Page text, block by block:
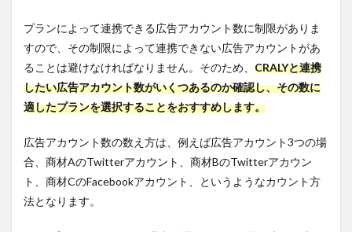
ての
情報
を1カ
所で
管理
3.4.1
揮する
シーン
4
広告
クリエイ
プランによって連携できる広告アカウント数に制限がありま
すので、その制限によって連携できない広告アカウントがあ
ることは避けなければなりません。そのため、 CRALYと連携
したい広告アカウント数がいくつあるのか確認し、その数に
適したプランを選択することをおすすめします。
広告アカウント数の数え方は、例えば広告アカウント3つの場
合、商材AのTwitterアカウント、商材BのTwitterアカウン
ト、商材CのFacebookアカウント、というようなカウント方
法となります。